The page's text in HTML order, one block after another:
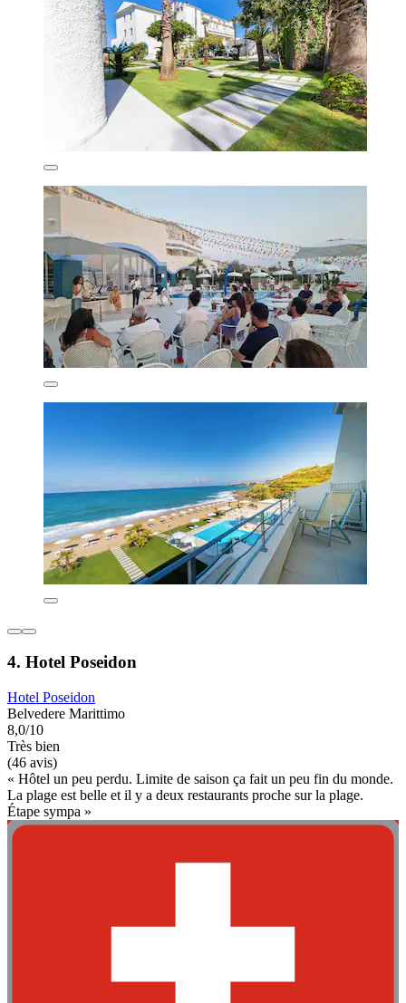
4. Hotel Poseidon
Hotel Poseidon
Belvedere Marittimo
8,0/10
Très bien
(46 avis)
« Hôtel un peu perdu. Limite de saison ça fait un peu fin du monde.
La plage est belle et il y a deux restaurants proche sur la plage.
Étape sympa »